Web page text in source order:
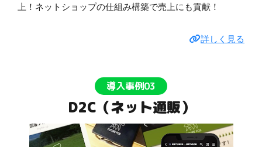
上！ネットショップの仕組み構築で売上にも貢献！
詳しく見る
導入事例03
D2C（ネット通販）